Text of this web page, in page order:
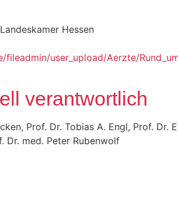
Hessen
user_upload/Aerzte/
verantwortlich
Prof. Dr. Tobias A. Engl, Prof. Dr.
Dr. med. Peter Rubenwolf